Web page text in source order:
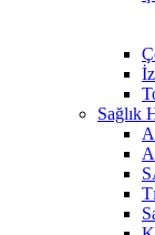
Sağlık